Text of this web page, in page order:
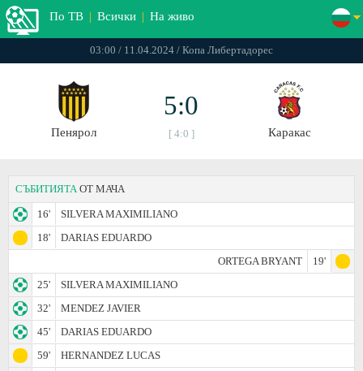
По ТВ | Всички | На живо
03:00 / 11.04.2024 / Копа Либертадорес
Пенярол
5:0
[ 4:0 ] Каракас
СЪБИТИЯТА ОТ МАЧА
16'
SILVERA MAXIMILIANO
18'
DARIAS EDUARDO
ORTEGA BRYANT
19'
25'
SILVERA MAXIMILIANO
32'
MENDEZ JAVIER
45'
DARIAS EDUARDO
59'
HERNANDEZ LUCAS